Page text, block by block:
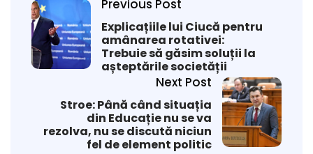
Previous Post
Explicațiile lui Ciucă pentru
amânarea rotativei:
Trebuie să găsim soluții la
așteptările societății
Next Post
Stroe: Până când situația
din Educație nu se va
rezolva, nu se discută niciun
fel de element politic